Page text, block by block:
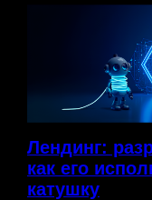
Лендинг:
как его
катушку